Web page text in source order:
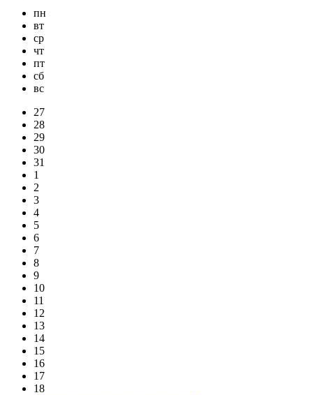
пн
вт
ср
чт
пт
сб
вс
27
28
29
30
31
1
2
3
4
5
6
7
8
9
10
11
12
13
14
15
16
17
18